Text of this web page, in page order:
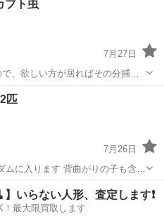
ト虫
7月27日
、欲しい方が居ればその分捕ま
その他
匹
7月26日
に入ります 背曲がりの子も含み
その他
】いらない人形、査定します❗️
最大限買取します